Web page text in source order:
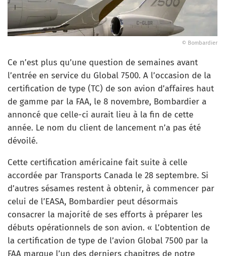
© Bombardier
Ce n’est plus qu’une question de semaines avant
l’entrée en service du Global 7500. A l’occasion de la
certification de type (TC) de son avion d’affaires haut
de gamme par la FAA, le 8 novembre, Bombardier a
annoncé que celle-ci aurait lieu à la fin de cette
année. Le nom du client de lancement n’a pas été
dévoilé.
Cette certification américaine fait suite à celle
accordée par Transports Canada le 28 septembre. Si
d’autres sésames restent à obtenir, à commencer par
celui de l’EASA, Bombardier peut désormais
consacrer la majorité de ses efforts à préparer les
débuts opérationnels de son avion. « L’obtention de
la certification de type de l’avion Global 7500 par la
FAA marque l’un des derniers chapitres de notre